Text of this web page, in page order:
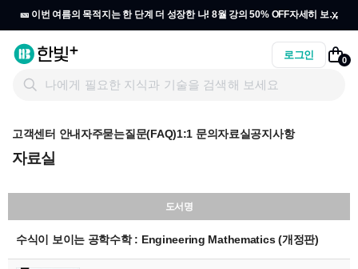
🎫 이번 여름의 목적지는 한 단계 더 성장한 나! 8월 강의 50% OFF자세히 보기
x
로그인 0
고객센터 안내자주묻는질문(FAQ)1:1 문의자료실공지사항
자료실
도서명
수식이 보이는 공학수학 : Engineering Mathematics (개정판)